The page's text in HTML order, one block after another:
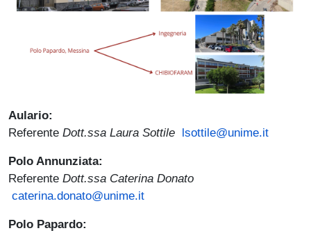
Aulario:
Referente Dott.ssa Laura Sottile lsottile@unime.it
Polo Annunziata:
Referente Dott.ssa Caterina Donato
caterina.donato@unime.it
Polo Papardo: